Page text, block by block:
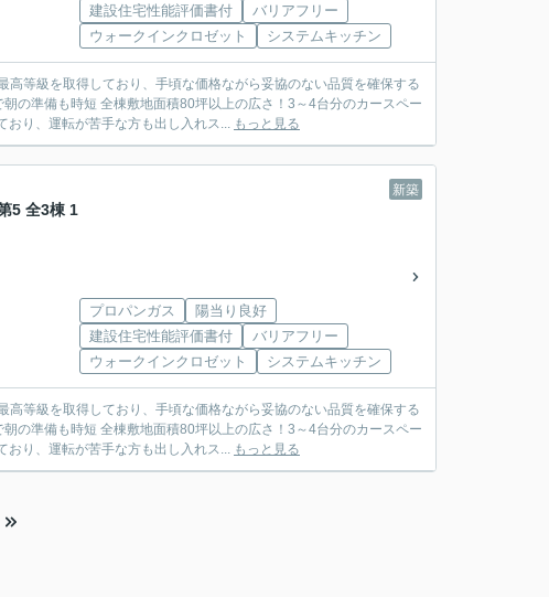
建設住宅性能評価書付
バリアフリー
ウォークインクロゼット
システムキッチン
等級を取得しており、手頃な価格ながら妥協のない品質を確保する
おり、運転が苦手な方も出し入れス... もっと見る
新築
5 全3棟 1
プロパンガス
陽当り良好
建設住宅性能評価書付
バリアフリー
ウォークインクロゼット
システムキッチン
等級を取得しており、手頃な価格ながら妥協のない品質を確保する
おり、運転が苦手な方も出し入れス... もっと見る